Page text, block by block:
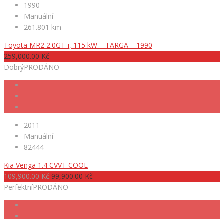
1990
Manuální
261.801 km
Toyota MR2 2.0GT-i, 115 kW – TARGA – 1990
259,000.00 Kč
DobrýPRODÁNO
2011
Manuální
82444
Kia Venga 1.4 CVVT COOL
109,900.00 Kč 99,900.00 Kč
PerfektníPRODÁNO